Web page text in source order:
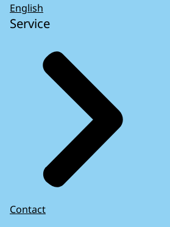
English
Service
Contact